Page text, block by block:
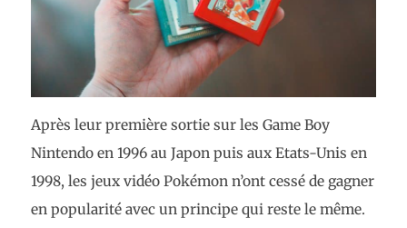
Après leur première sortie sur les Game Boy
Nintendo en 1996 au Japon puis aux Etats-Unis en
1998, les jeux vidéo Pokémon n’ont cessé de gagner
en popularité avec un principe qui reste le même.